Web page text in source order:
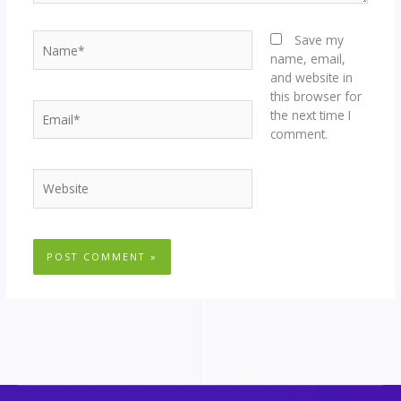
Save my
name, email,
and website in
this browser for
the next time I
comment.